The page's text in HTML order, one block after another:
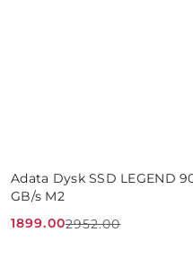
Adata Dysk SSD LEGEND
GB/s M2
Cena
1899.00
Cena
2952.00